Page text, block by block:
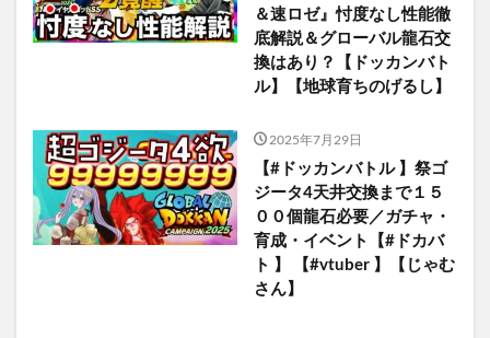
＆速ロゼ』忖度なし性能徹
底解説＆グローバル龍石交
換はあり？【ドッカンバト
ル】【地球育ちのげるし】
2025年7月29日
【#ドッカンバトル 】祭ゴ
ジータ4天井交換まで１５
００個龍石必要／ガチャ・
育成・イベント【#ドカバ
ト 】 【#vtuber 】【じゃむ
さん】